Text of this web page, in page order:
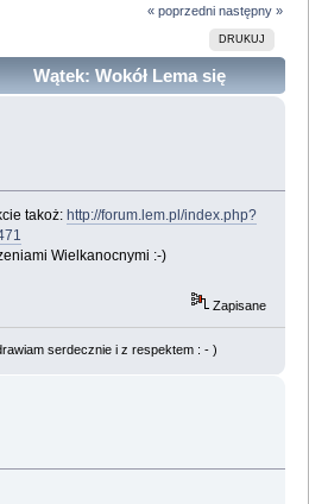
« poprzedni następny »
DRUKUJ
Wątek: Wokół Lema się
razy)
takoż: http://forum.lem.pl/index.php?
Wielkanocnymi :-)
Zapisane
serdecznie i z respektem : - )